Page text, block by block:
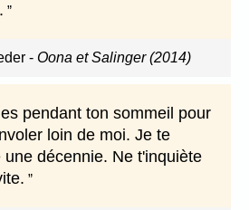
- Oona et Salinger (2014)
pendant ton sommeil pour
loin de moi. Je te
décennie. Ne t'inquiète